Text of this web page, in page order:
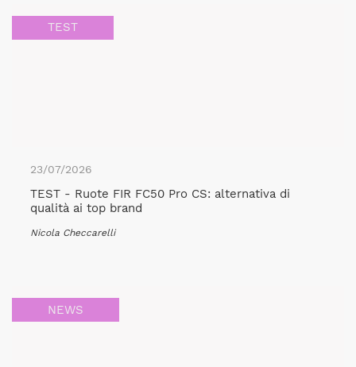
TEST
23/07/2026
TEST - Ruote FIR FC50 Pro CS: alternativa di
qualità ai top brand
Nicola Checcarelli
NEWS